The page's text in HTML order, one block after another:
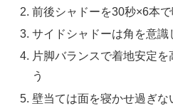
前後シャドーを30秒×6本
サイドシャドーは角を意識
片脚バランスで着地安定
う
壁当ては面を寝かせ過ぎ